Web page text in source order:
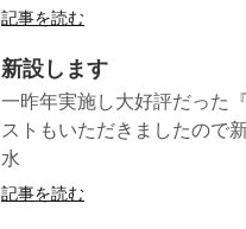
記事を読む
新設します
一昨年実施し大好評だった
ストもいただきましたので
水
記事を読む